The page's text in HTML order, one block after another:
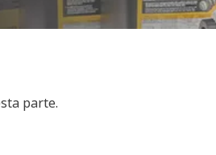
parte.